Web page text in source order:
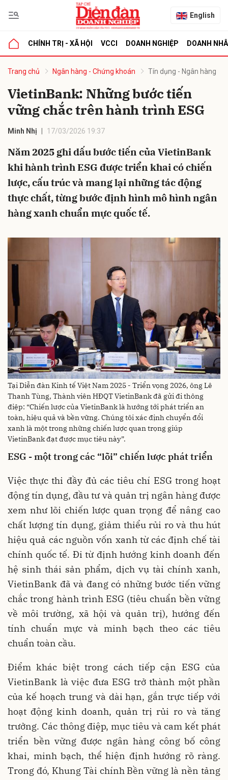
English
CHÍNH TRỊ - XÃ HỘI VCCI DOANH NGHIỆP DOANH
Trang chủ Ngân hàng - Chứng khoán Tín dụng - Ngân hàng
VietinBank: Những bước tiến
vững chắc trên hành trình ESG
Minh Nhị 17/03/2026 19:37
Năm 2025 ghi dấu bước tiến của VietinBank
khi hành trình ESG được triển khai có chiến
lược, cấu trúc và mang lại những tác động
thực chất, từng bước định hình mô hình ngân
hàng xanh chuẩn mực quốc tế.
Tại Diễn đàn Kinh tế Việt Nam 2025 - Triển vọng 2026, ông Lê
Thanh Tùng, Thành viên HĐQT VietinBank đã gửi đi thông
điệp: “Chiến lược của VietinBank là hướng tới phát triển an
toàn, hiệu quả và bền vững. Chúng tôi xác định chuyển đổi
xanh là một trong những chiến lược quan trọng giúp
VietinBank đạt được mục tiêu này”.
ESG - một trong các “lõi” chiến lược phát triển
Việc thực thi đầy đủ các tiêu chí ESG trong hoạt
động tín dụng, đầu tư và quản trị ngân hàng được
xem như lõi chiến lược quan trọng để nâng cao
chất lượng tín dụng, giảm thiểu rủi ro và thu hút
hiệu quả các nguồn vốn xanh từ các định chế tài
chính quốc tế. Đi từ định hướng kinh doanh đến
hệ sinh thái sản phẩm, dịch vụ tài chính xanh,
VietinBank đã và đang có những bước tiến vững
chắc trong hành trình ESG (tiêu chuẩn bền vững
về môi trường, xã hội và quản trị), hướng đến
tính chuẩn mực và minh bạch theo các tiêu
chuẩn toàn cầu.
Điểm khác biệt trong cách tiếp cận ESG của
VietinBank là việc đưa ESG trở thành một phần
của kế hoạch trung và dài hạn, gắn trực tiếp với
hoạt động kinh doanh, quản trị rủi ro và tăng
trưởng. Các thông điệp, mục tiêu và cam kết phát
triển bền vững được ngân hàng công bố công
khai, minh bạch, thể hiện định hướng rõ ràng.
Trong đó, Khung Tài chính Bền vững là nền tảng
luận
Hủy